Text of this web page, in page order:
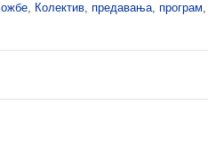
, Колектив, предавања, програм,